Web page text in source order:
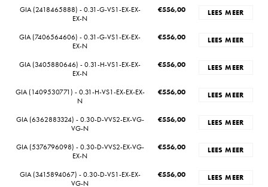
GIA (2418465888) - 0.31-G-VS1-EX-EX-
EX-N
€556,00 LEES MEER
GIA (7406564606) - 0.31-G-VS1-EX-EX-
EX-N
€556,00 LEES MEER
GIA (3405880646) - 0.31-H-VS1-EX-EX-
EX-N
€556,00 LEES MEER
GIA (1409530771) - 0.31-H-VS1-EX-EX-EX-
N
€556,00 LEES MEER
GIA (6362883324) - 0.30-D-VVS2-EX-VG-
VG-N
€556,00 LEES MEER
GIA (5376796098) - 0.30-D-VVS2-EX-VG-
EX-N
€556,00 LEES MEER
GIA (3415894067) - 0.30-D-VS1-EX-EX-
VG-N
€556,00 LEES MEER